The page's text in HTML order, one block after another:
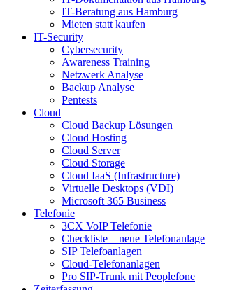
IT-Beratung aus Hamburg
Mieten statt kaufen
IT-Security
Cybersecurity
Awareness Training
Netzwerk Analyse
Backup Analyse
Pentests
Cloud
Cloud Backup Lösungen
Cloud Hosting
Cloud Server
Cloud Storage
Cloud IaaS (Infrastructure)
Virtuelle Desktops (VDI)
Microsoft 365 Business
Telefonie
3CX VoIP Telefonie
Checkliste – neue Telefonanlage
SIP Telefoanlagen
Cloud-Telefonanlagen
Pro SIP-Trunk mit Peoplefone